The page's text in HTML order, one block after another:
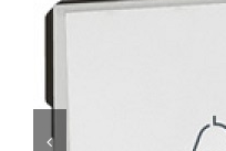
